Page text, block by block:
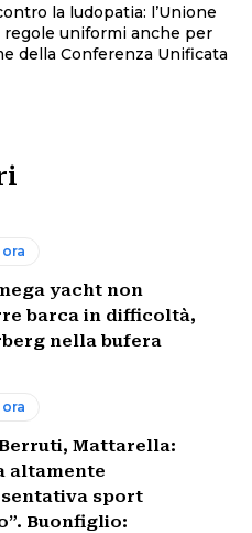
la ludopatia: l’Unione
uniformi anche per
yacht non
barca in difficoltà,
nella bufera
Mattarella:
altamente
sport
Buonfiglio: